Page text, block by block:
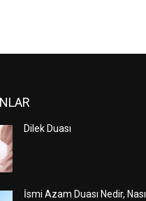
Dilek Duası
İsmi Azam Duası Nedir, Nasıl